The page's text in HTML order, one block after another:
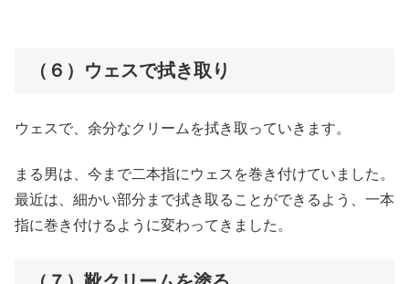
（６）ウェスで拭き取り
ウェスで、余分なクリームを拭き取っていきます。
まる男は、今まで二本指にウェスを巻き付けていました。
最近は、細かい部分まで拭き取ることができるよう、一本
指に巻き付けるように変わってきました。